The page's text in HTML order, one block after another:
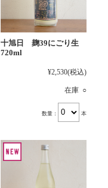
十旭日 麹39にごり生
720ml
¥2,530(税込)
在庫 ○
数量： 本